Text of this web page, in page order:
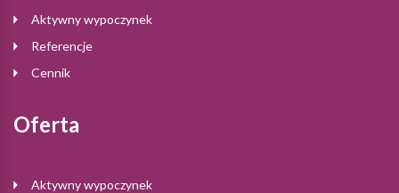
Aktywny wypoczynek
Referencje
Cennik
Oferta
Aktywny wypoczynek